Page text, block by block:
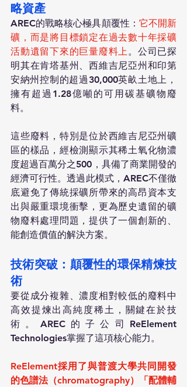
略資產
AREC的戰略核心極具顛覆性： 它不開新
礦，而是將目標鎖定在過去數十年採礦
活動遺留下來的巨量廢料上。公司已探
明其在肯塔基州、西維吉尼亞州和印第
安納州控制的超過30,000英畝土地上，
擁有超過1.28億噸的可用碳基礦物廢
料。
這些廢料，特別是位於西維吉尼亞州礦
區的樣品，經檢測顯示其稀土氧化物濃
度超過百萬分之500，具備了商業開發的
經濟可行性。透過此模式，AREC不僅徹
底避免了傳統採礦所帶來的高昂資本支
出與嚴重環境衝擊，更為歷史遺留的礦
物廢料處理問題，提供了一個創新的、
能創造價值的解決方案。
技術突破：顛覆性的環保精煉技
術
要從成分複雜、濃度相對較低的廢料中
高效提煉出高純度稀土，關鍵在於技
術。AREC的子公司ReElement
Technologies掌握了這項核心能力。
ReElement採用了與普渡大學共同開發
的色譜法（chromatography）「配體輔